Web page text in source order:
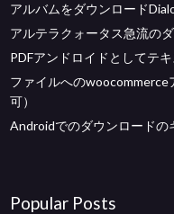
アルバムをダウンロード
アルテラクォータス急流の
PDFアンドロイドとしてテ
ファイルへの
可）
Androidでのダウンロードの
Popular Posts